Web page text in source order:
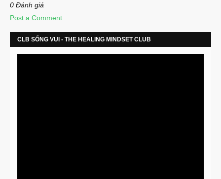
0 Đánh giá
Post a Comment
CLB SỐNG VUI - THE HEALING MINDSET CLUB